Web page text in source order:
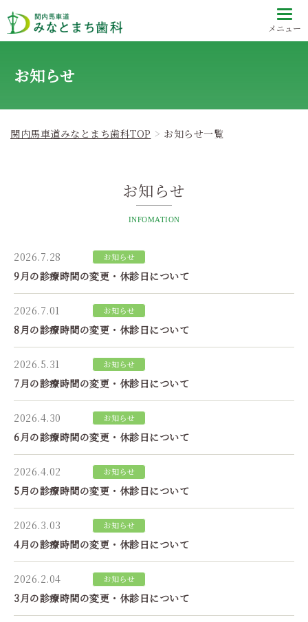
メニュー
お知らせ
関内馬車道みなとまち歯科TOP お知らせ一覧
お知らせ
INFOMATION
2026.7.28 お知らせ
9月の診療時間の変更・休診日について
2026.7.01 お知らせ
8月の診療時間の変更・休診日について
2026.5.31 お知らせ
7月の診療時間の変更・休診日について
2026.4.30 お知らせ
6月の診療時間の変更・休診日について
2026.4.02 お知らせ
5月の診療時間の変更・休診日について
2026.3.03 お知らせ
4月の診療時間の変更・休診日について
2026.2.04 お知らせ
3月の診療時間の変更・休診日について